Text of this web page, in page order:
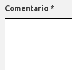
Comentario *